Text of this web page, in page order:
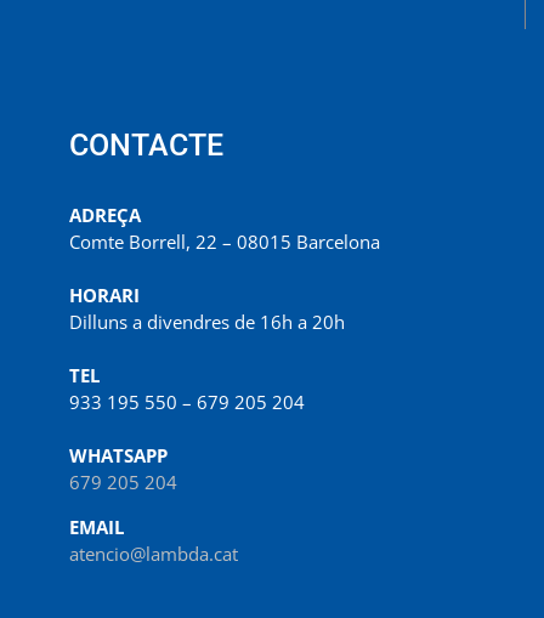
CONTACTE
ADREÇA
Comte Borrell, 22 – 08015 Barcelona
HORARI
Dilluns a divendres de 16h a 20h
TEL
933 195 550 – 679 205 204
WHATSAPP
679 205 204
EMAIL
atencio@lambda.cat